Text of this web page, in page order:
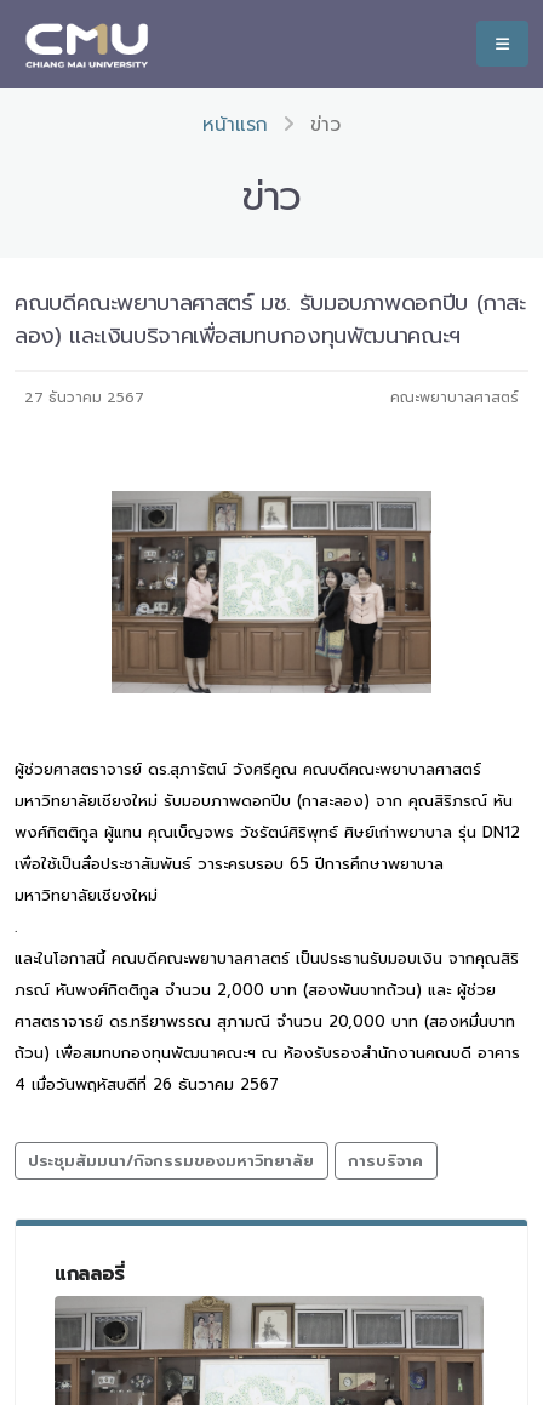
หน้าแรก ข่าว
ข่าว
คณบดีคณะพยาบาลศาสตร์ มช. รับมอบภาพดอกปีบ (กาสะ
ลอง) และเงินบริจาคเพื่อสมทบกองทุนพัฒนาคณะฯ
27 ธันวาคม 2567 คณะพยาบาลศาสตร์
ผู้ช่วยศาสตราจารย์ ดร.สุภารัตน์ วังศรีคูณ คณบดีคณะพยาบาลศาสตร์
มหาวิทยาลัยเชียงใหม่ รับมอบภาพดอกปีบ (กาสะลอง) จาก คุณสิริภรณ์ หัน
พงศ์กิตติกูล ผู้แทน คุณเบ็ญจพร วัชรัตน์ศิริพุทธ์ ศิษย์เก่าพยาบาล รุ่น DN12
เพื่อใช้เป็นสื่อประชาสัมพันธ์ วาระครบรอบ 65 ปีการศึกษาพยาบาล
มหาวิทยาลัยเชียงใหม่
.
และในโอกาสนี้ คณบดีคณะพยาบาลศาสตร์ เป็นประธานรับมอบเงิน จากคุณสิริ
ภรณ์ หันพงศ์กิตติกูล จำนวน 2,000 บาท (สองพันบาทถ้วน) และ ผู้ช่วย
ศาสตราจารย์ ดร.ทรียาพรรณ สุภามณี จำนวน 20,000 บาท (สองหมื่นบาท
ถ้วน) เพื่อสมทบกองทุนพัฒนาคณะฯ ณ ห้องรับรองสำนักงานคณบดี อาคาร
4 เมื่อวันพฤหัสบดีที่ 26 ธันวาคม 2567
ประชุมสัมมนา/กิจกรรมของมหาวิทยาลัย การบริจาค
แกลลอรี่